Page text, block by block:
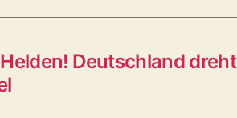
Deutschland dreht